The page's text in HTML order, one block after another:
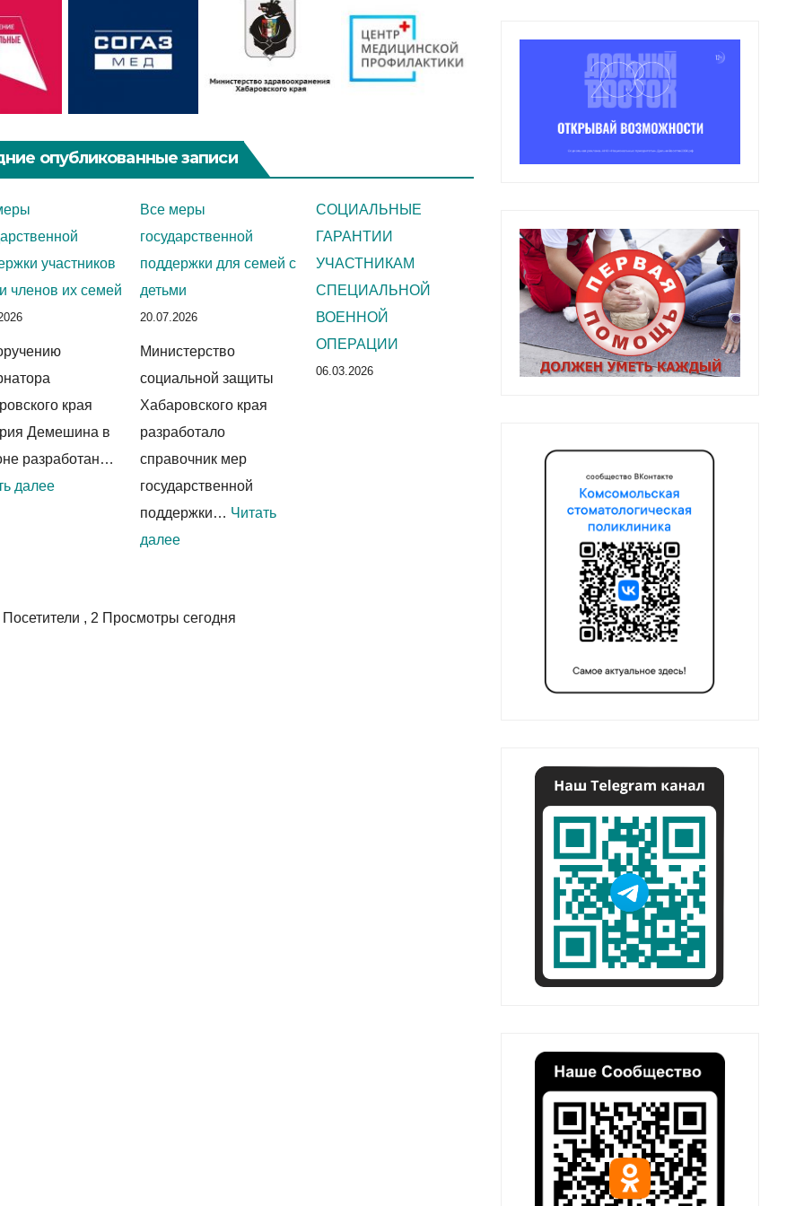
опубликованные записи
участников
членов их семей
края
Демешина в
разработан…
далее:
участников
Все меры
государственной
поддержки для семей с
детьми
20.07.2026
Министерство
социальной защиты
Хабаровского края
разработало
справочник мер
государственной
поддержки… Читать
далее:
государственной
СОЦИАЛЬНЫЕ
ГАРАНТИИ
УЧАСТНИКАМ
СПЕЦИАЛЬНОЙ
ВОЕННОЙ
ОПЕРАЦИИ
06.03.2026
, 2 Просмотры сегодня